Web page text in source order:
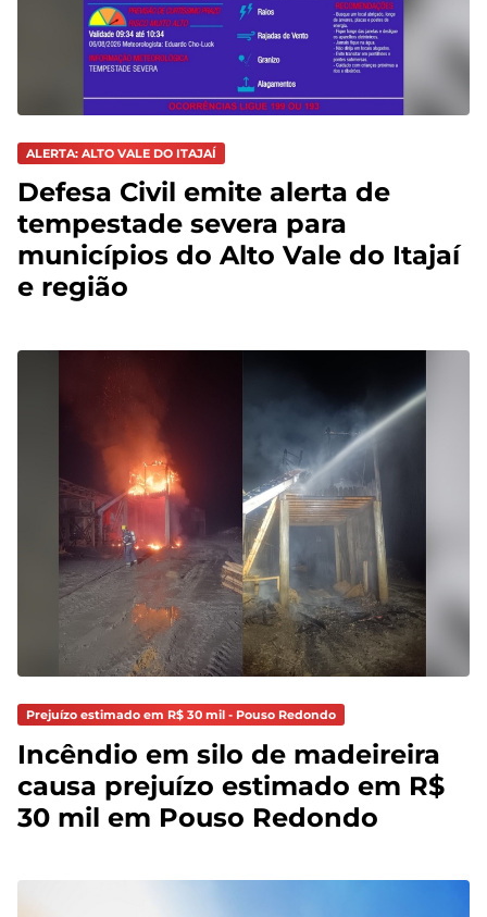
ALERTA: ALTO VALE DO ITAJAÍ
Defesa Civil emite alerta de
tempestade severa para
municípios do Alto Vale do Itajaí
e região
Prejuízo estimado em R$ 30 mil - Pouso Redondo
Incêndio em silo de madeireira
causa prejuízo estimado em R$
30 mil em Pouso Redondo